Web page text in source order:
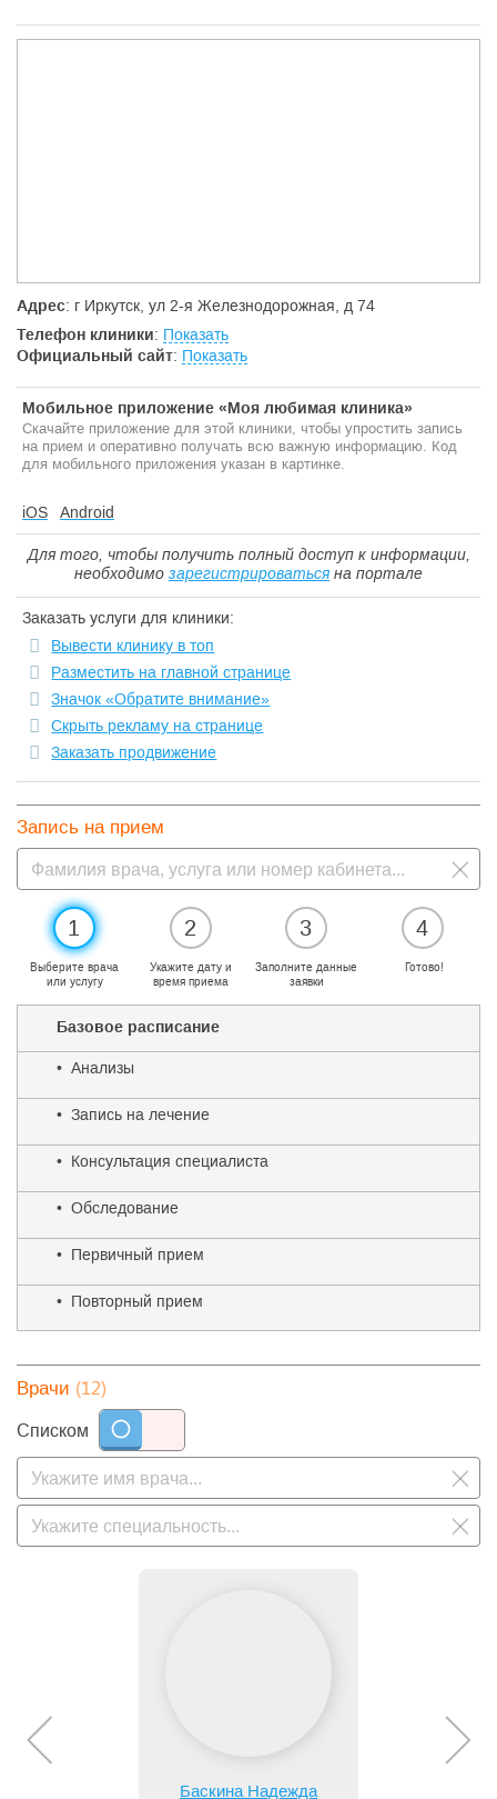
Адрес: г Иркутск, ул 2-я Железнодорожная, д 74
Телефон клиники: Показать
Официальный сайт: Показать
Мобильное приложение «Моя любимая клиника»
Скачайте приложение для этой клиники, чтобы упростить запись
на прием и оперативно получать всю важную информацию. Код
для мобильного приложения указан в картинке.
iOS Android
Для того, чтобы получить полный доступ к информации,
необходимо зарегистрироватьсяна портале
Заказать услуги для клиники:
Вывести клинику в топ
Разместить на главной странице
Значок «Обратите внимание»
Скрыть рекламу на странице
Заказать продвижение
Запись на прием
1
Выберите врача
или услугу
2
Укажите дату и
время приема
3
Заполните данные
заявки
4
Готово!
Базовое расписание
• Анализы
• Запись на лечение
• Консультация специалиста
• Обследование
• Первичный прием
• Повторный прием
Врачи (12)
Списком
Баскина Надежда